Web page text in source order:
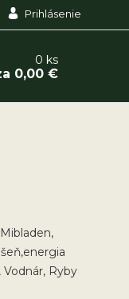
Prihlásenie
0 ks
0,00 €
Ryby